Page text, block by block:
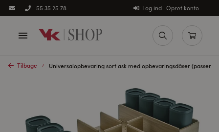
55 35 25 78 Log ind | Opret konto
Tilbage Universalopbevaring sort ask med opbevaringsdåser (passer